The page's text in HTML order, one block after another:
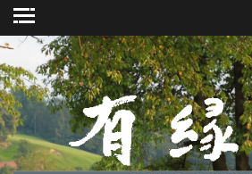
Skip
to
content